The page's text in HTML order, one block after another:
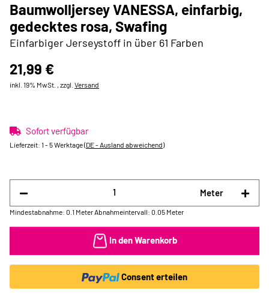
Baumwolljersey VANESSA, einfarbig,
gedecktes rosa, Swafing
Einfarbiger Jerseystoff in über 61 Farben
21,99 €
inkl. 19% MwSt. , zzgl. Versand
Sofort verfügbar
Lieferzeit: 1 - 5 Werktage(DE - Ausland abweichend)
Meter
Mindestabnahme: 0.1 Meter Abnahmeintervall: 0.05 Meter
In den Warenkorb
Consent erteilen